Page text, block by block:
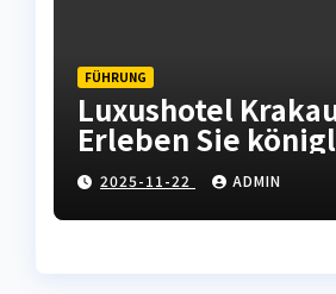
FÜHRUNG
Luxushotel
Erleben Sie
Komfort in der
Kulturhauptstadt
2025-11-22 ADMIN